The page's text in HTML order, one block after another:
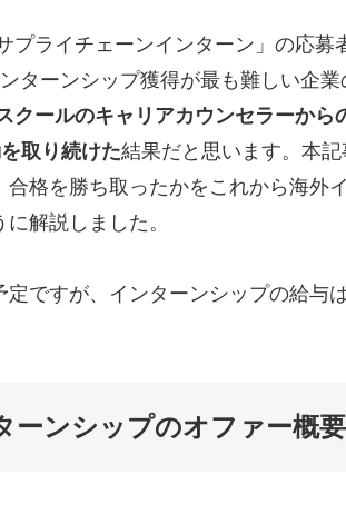
プライチェーンインターン」の応
ターンシップ獲得が最も難しい企
クールのキャリアカウンセラーから
取り続けた結果だと思います。本
格を勝ち取ったかをこれから海外
解説しました。
ですが、インターンシップの給与
ーンシップのオファー概要